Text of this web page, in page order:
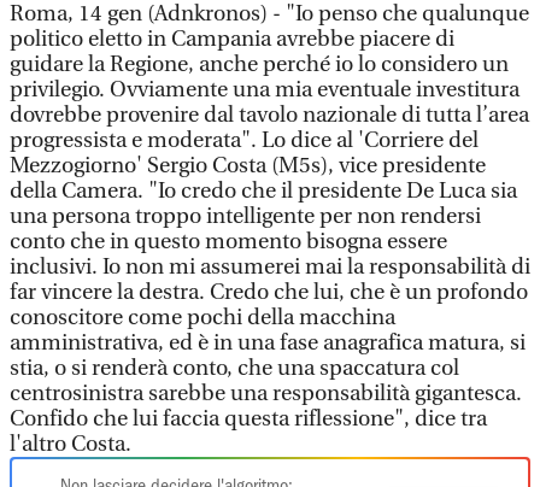
Roma, 14 gen (Adnkronos) - "Io penso che qualunque
politico eletto in Campania avrebbe piacere di
guidare la Regione, anche perché io lo considero un
privilegio. Ovviamente una mia eventuale investitura
dovrebbe provenire dal tavolo nazionale di tutta l’area
progressista e moderata". Lo dice al 'Corriere del
Mezzogiorno' Sergio Costa (M5s), vice presidente
della Camera. "Io credo che il presidente De Luca sia
una persona troppo intelligente per non rendersi
conto che in questo momento bisogna essere
inclusivi. Io non mi assumerei mai la responsabilità di
far vincere la destra. Credo che lui, che è un profondo
conoscitore come pochi della macchina
amministrativa, ed è in una fase anagrafica matura, si
stia, o si renderà conto, che una spaccatura col
centrosinistra sarebbe una responsabilità gigantesca.
Confido che lui faccia questa riflessione", dice tra
l'altro Costa.